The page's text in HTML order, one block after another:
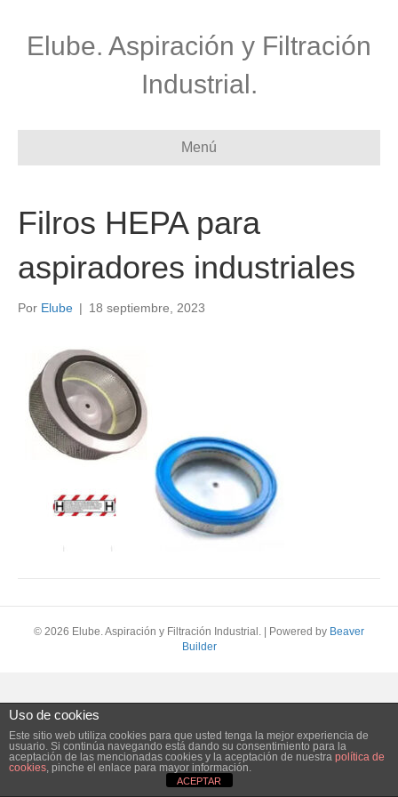
Elube. Aspiración y Filtración
Industrial.
Menú
Filros HEPA para
aspiradores industriales
Por Elube | 18 septiembre, 2023
© 2026 Elube. Aspiración y Filtración Industrial. Powered by Beaver
Builder
Uso de cookies
Este sitio web utiliza cookies para que usted tenga la mejor experiencia de
usuario. Si continúa navegando está dando su consentimiento para la
aceptación de las mencionadas cookies y la aceptación de nuestra política de
cookies, pinche el enlace para mayor información.
ACEPTAR